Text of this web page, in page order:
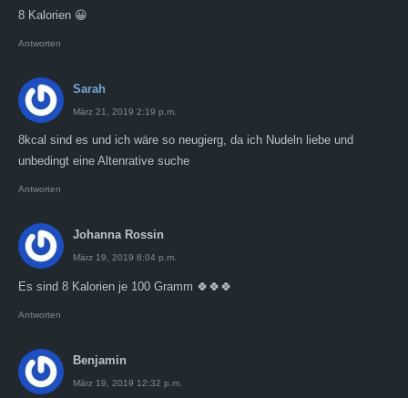
8 Kalorien 😀
Antworten
Sarah
März 21, 2019 2:19 p.m.
8kcal sind es und ich wäre so neugierg, da ich Nudeln liebe und
unbedingt eine Altenrative suche
Antworten
Johanna Rossin
März 19, 2019 8:04 p.m.
Es sind 8 Kalorien je 100 Gramm 🍀🍀🍀
Antworten
Benjamin
März 19, 2019 12:32 p.m.